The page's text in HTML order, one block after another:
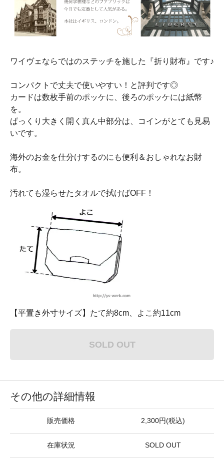
ワイヴェならではのステッチを施した『折り財布』です♪
コンパクトで丈夫で使いやすい！と評判です◎
カードは数枚手前のポッケに、後ろのポッケには紙幣
を。
ぱっくり大きく開く真ん中部分は、コインがとても見易
いです。
海外のお金を仕分けするのにも便利＆おしゃれなお財
布。
汚れても湿らせたタオルで拭けばOFF！
【平置き外寸サイズ】たて約8cm、よこ約11cm
SOLD OUT
その他の詳細情報
販売価格 2,300円(税込)
在庫状況 SOLD OUT